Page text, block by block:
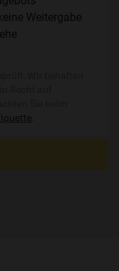
Weitergabe